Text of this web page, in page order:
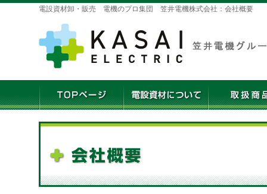
電設資材卸・販売 電機のプロ集団 笠井電機株式会社：会社概要